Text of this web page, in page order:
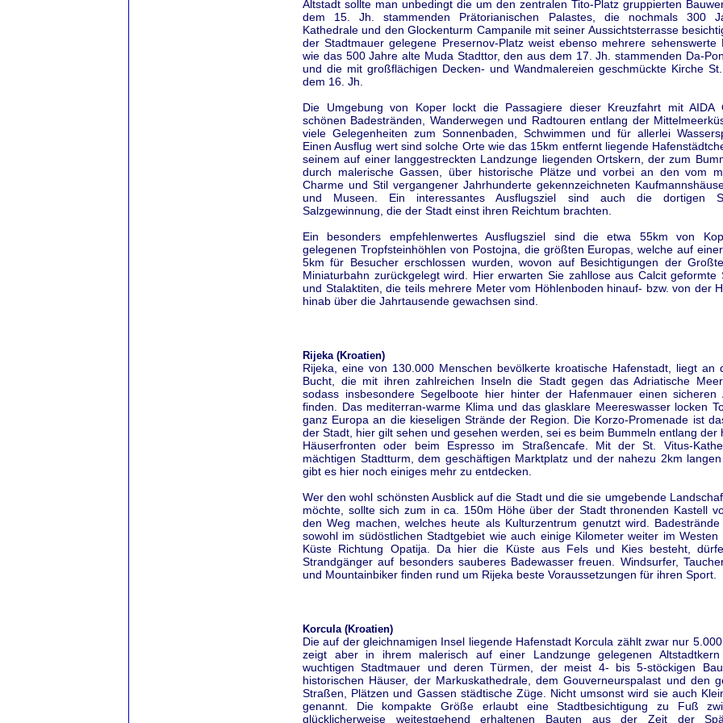
Altstadt sollte man unbedingt die um den zentralen Tito-Platz gruppierten
dem 15. Jh. stammenden Prätorianischen Palastes, die nochmals 300
Kathedrale und den Glockenturm Campanile mit seiner Aussichtsterrasse
der Stadtmauer gelegene Presernov-Platz weist ebenso mehrere sehenswerte
wie das 500 Jahre alte Muda Stadttor, den aus dem 17. Jh. stammenden Da-
und die mit großflächigen Decken- und Wandmalereien geschmückte Kirche
dem 16. Jh.
Die Umgebung von Koper lockt die Passagiere dieser Kreuzfahrt mit AIDA
schönen Badestränden, Wanderwegen und Radtouren entlang der
viele Gelegenheiten zum Sonnenbaden, Schwimmen und für allerlei
Einen Ausflug wert sind solche Orte wie das 15km entfernt liegende
seinem auf einer langgestreckten Landzunge liegenden Ortskern, der zum
durch malerische Gassen, über historische Plätze und vorbei an den vom
Charme und Stil vergangener Jahrhunderte gekennzeichneten
und Museen. Ein interessantes Ausflugsziel sind auch die dortigen
Salzgewinnung, die der Stadt einst ihren Reichtum brachten.
Ein besonders empfehlenwertes Ausflugsziel sind die etwa 55km von
gelegenen Tropfsteinhöhlen von Postojna, die größten Europas, welche auf
5km für Besucher erschlossen wurden, wovon auf Besichtigungen der
Miniaturbahn zurückgelegt wird. Hier erwarten Sie zahllose aus Calcit geformte
und Stalaktiten, die teils mehrere Meter vom Höhlenboden hinauf- bzw. von der
hinab über die Jahrtausende gewachsen sind.
Rijeka (Kroatien)
Rijeka, eine von 130.000 Menschen bevölkerte kroatische Hafenstadt, liegt an
Bucht, die mit ihren zahlreichen Inseln die Stadt gegen das Adriatische
sodass insbesondere Segelboote hier hinter der Hafenmauer einen sicheren
finden. Das mediterran-warme Klima und das glasklare Meereswasser locken
ganz Europa an die kieseligen Strände der Region. Die Korzo-Promenade ist
der Stadt, hier gilt sehen und gesehen werden, sei es beim Bummeln entlang der
Häuserfronten oder beim Espresso im Straßencafe. Mit der St. Vitus-
mächtigen Stadtturm, dem geschäftigen Marktplatz und der nahezu 2km
gibt es hier noch einiges mehr zu entdecken.
Wer den wohl schönsten Ausblick auf die Stadt und die sie umgebende
möchte, sollte sich zum in ca. 150m Höhe über der Stadt thronenden Kastell
den Weg machen, welches heute als Kulturzentrum genutzt wird.
sowohl im südöstlichen Stadtgebiet wie auch einige Kilometer weiter im Westen
Küste Richtung Opatija. Da hier die Küste aus Fels und Kies besteht,
Strandgänger auf besonders sauberes Badewasser freuen. Windsurfer,
und Mountainbiker finden rund um Rijeka beste Voraussetzungen für ihren Sport.
Korcula (Kroatien)
Die auf der gleichnamigen Insel liegende Hafenstadt Korcula zählt zwar nur
zeigt aber in ihrem malerisch auf einer Landzunge gelegenen
wuchtigen Stadtmauer und deren Türmen, der meist 4- bis 5-stöckigen
historischen Häuser, der Markuskathedrale, dem Gouverneurspalast und den
Straßen, Plätzen und Gassen städtische Züge. Nicht umsonst wird sie auch
genannt. Die kompakte Größe erlaubt eine Stadtbesichtigung zu Fuß
glücklicherweise weitestgehend erhaltenen Bauten aus der Zeit der